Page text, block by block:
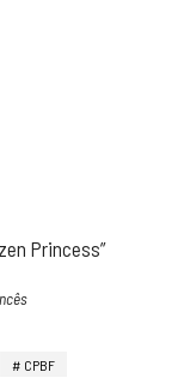
Princess”
CPBF